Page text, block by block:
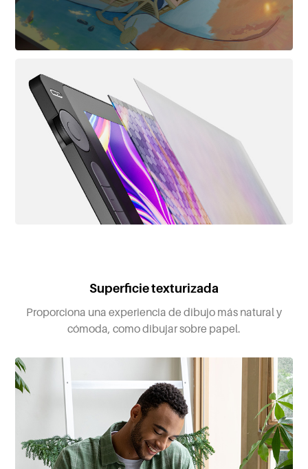
Superficie texturizada
Proporciona una experiencia de dibujo más natural y
cómoda, como dibujar sobre papel.